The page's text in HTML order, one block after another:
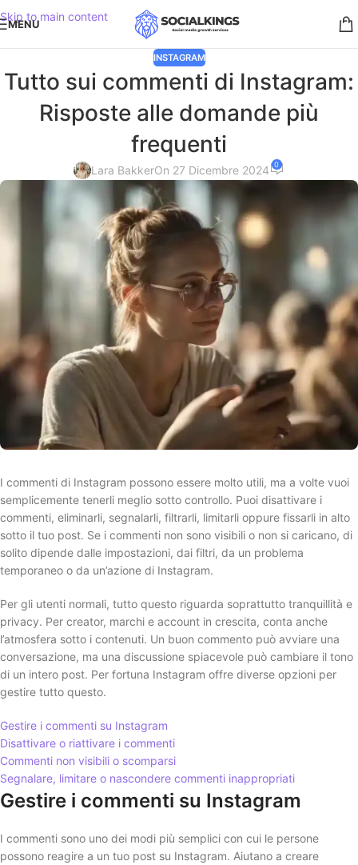
Skip to main content
MENU
INSTAGRAM
Tutto sui commenti di Instagram:
Risposte alle domande più
frequenti
Lara BakkerOn 27 Dicembre 2024 0
I commenti di Instagram possono essere molto utili, ma a volte vuoi
semplicemente tenerli meglio sotto controllo. Puoi disattivare i
commenti, eliminarli, segnalarli, filtrarli, limitarli oppure fissarli in alto
sotto il tuo post. Se i commenti non sono visibili o non si caricano, di
solito dipende dalle impostazioni, dai filtri, da un problema
temporaneo o da un’azione di Instagram.
Per gli utenti normali, tutto questo riguarda soprattutto tranquillità e
privacy. Per creator, marchi e account in crescita, conta anche
l’atmosfera sotto i contenuti. Un buon commento può avviare una
conversazione, ma una discussione spiacevole può cambiare il tono
di un intero post. Per fortuna Instagram offre diverse opzioni per
gestire tutto questo.
Gestire i commenti su Instagram
Disattivare o riattivare i commenti
Commenti non visibili o scomparsi
Segnalare, limitare o nascondere commenti inappropriati
Gestire i commenti su Instagram
I commenti sono uno dei modi più semplici con cui le persone
possono reagire a un tuo post su Instagram. Aiutano a creare